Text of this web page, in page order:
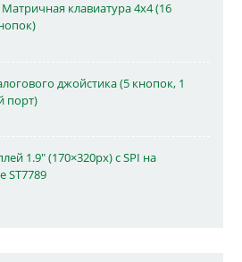
клавиатура 4x4 (16
джойстика (5 кнопок, 1
порт)
1.9" (170×320px) с SPI на
ST7789